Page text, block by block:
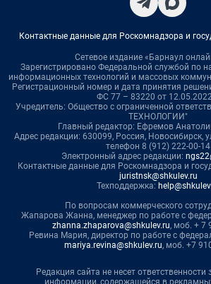
Контактные данные для Роскомнадзора и
Сетевое издание «Барнаул
Зарегистрировано Федеральной службой по
информационных технологий и массовых
Регистрационный номер и дата принятия
ФС 77 – 83220 от
Учредитель: Общество с ограниченной
ТЕХНОЛОГИИ"
Главный редактор: Ефремов
Адрес редакции: 630099, Россия, Новосибирск,
телефон 8 (912) 222-00-14
Электронный адрес редакции:
Контактные данные для Роскомнадзора и
juristnsk@shkulev.ru
Техподдержка:
По вопросам коммерческого
Жапарова Жанна, менеджер по работе с
zhanna.zhaparova@shkulev.ru, моб. + 7
Ревина Мария, директор по работе с
mariya.revina@shkulev.ru, моб. +7
Редакция сайта не несет ответственности
информации, содержащейся в